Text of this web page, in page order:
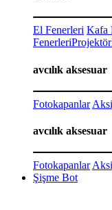
El Fenerleri Kafa
Fenerleri
avcılık aksesuar
Fotokapanlar
avcılık aksesuar
Fotokapanlar
Şişme Bot